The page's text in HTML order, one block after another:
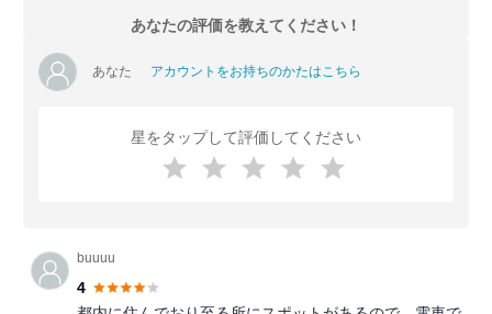
あなたの評価を教えてください！
あなた アカウントをお持ちのかたはこちら
星をタップして評価してください
buuuu
4